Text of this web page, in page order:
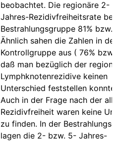
beobachtet. Die regionäre 2-
Jahres-Rezidivfreiheitsrate
Bestrahlungsgruppe 81% bzw.
Ähnlich sahen die Zahlen in der
Kontrollgruppe aus ( 76% bzw.
daß man bezüglich der
Lymphknotenrezidive keinen
Unterschied feststellen konnte
Auch in der Frage nach der
Rezidivfreiheit waren keine
zu finden. In der
lagen die 2- bzw. 5- Jahres-